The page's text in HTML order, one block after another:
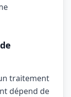
traitement
dépend de